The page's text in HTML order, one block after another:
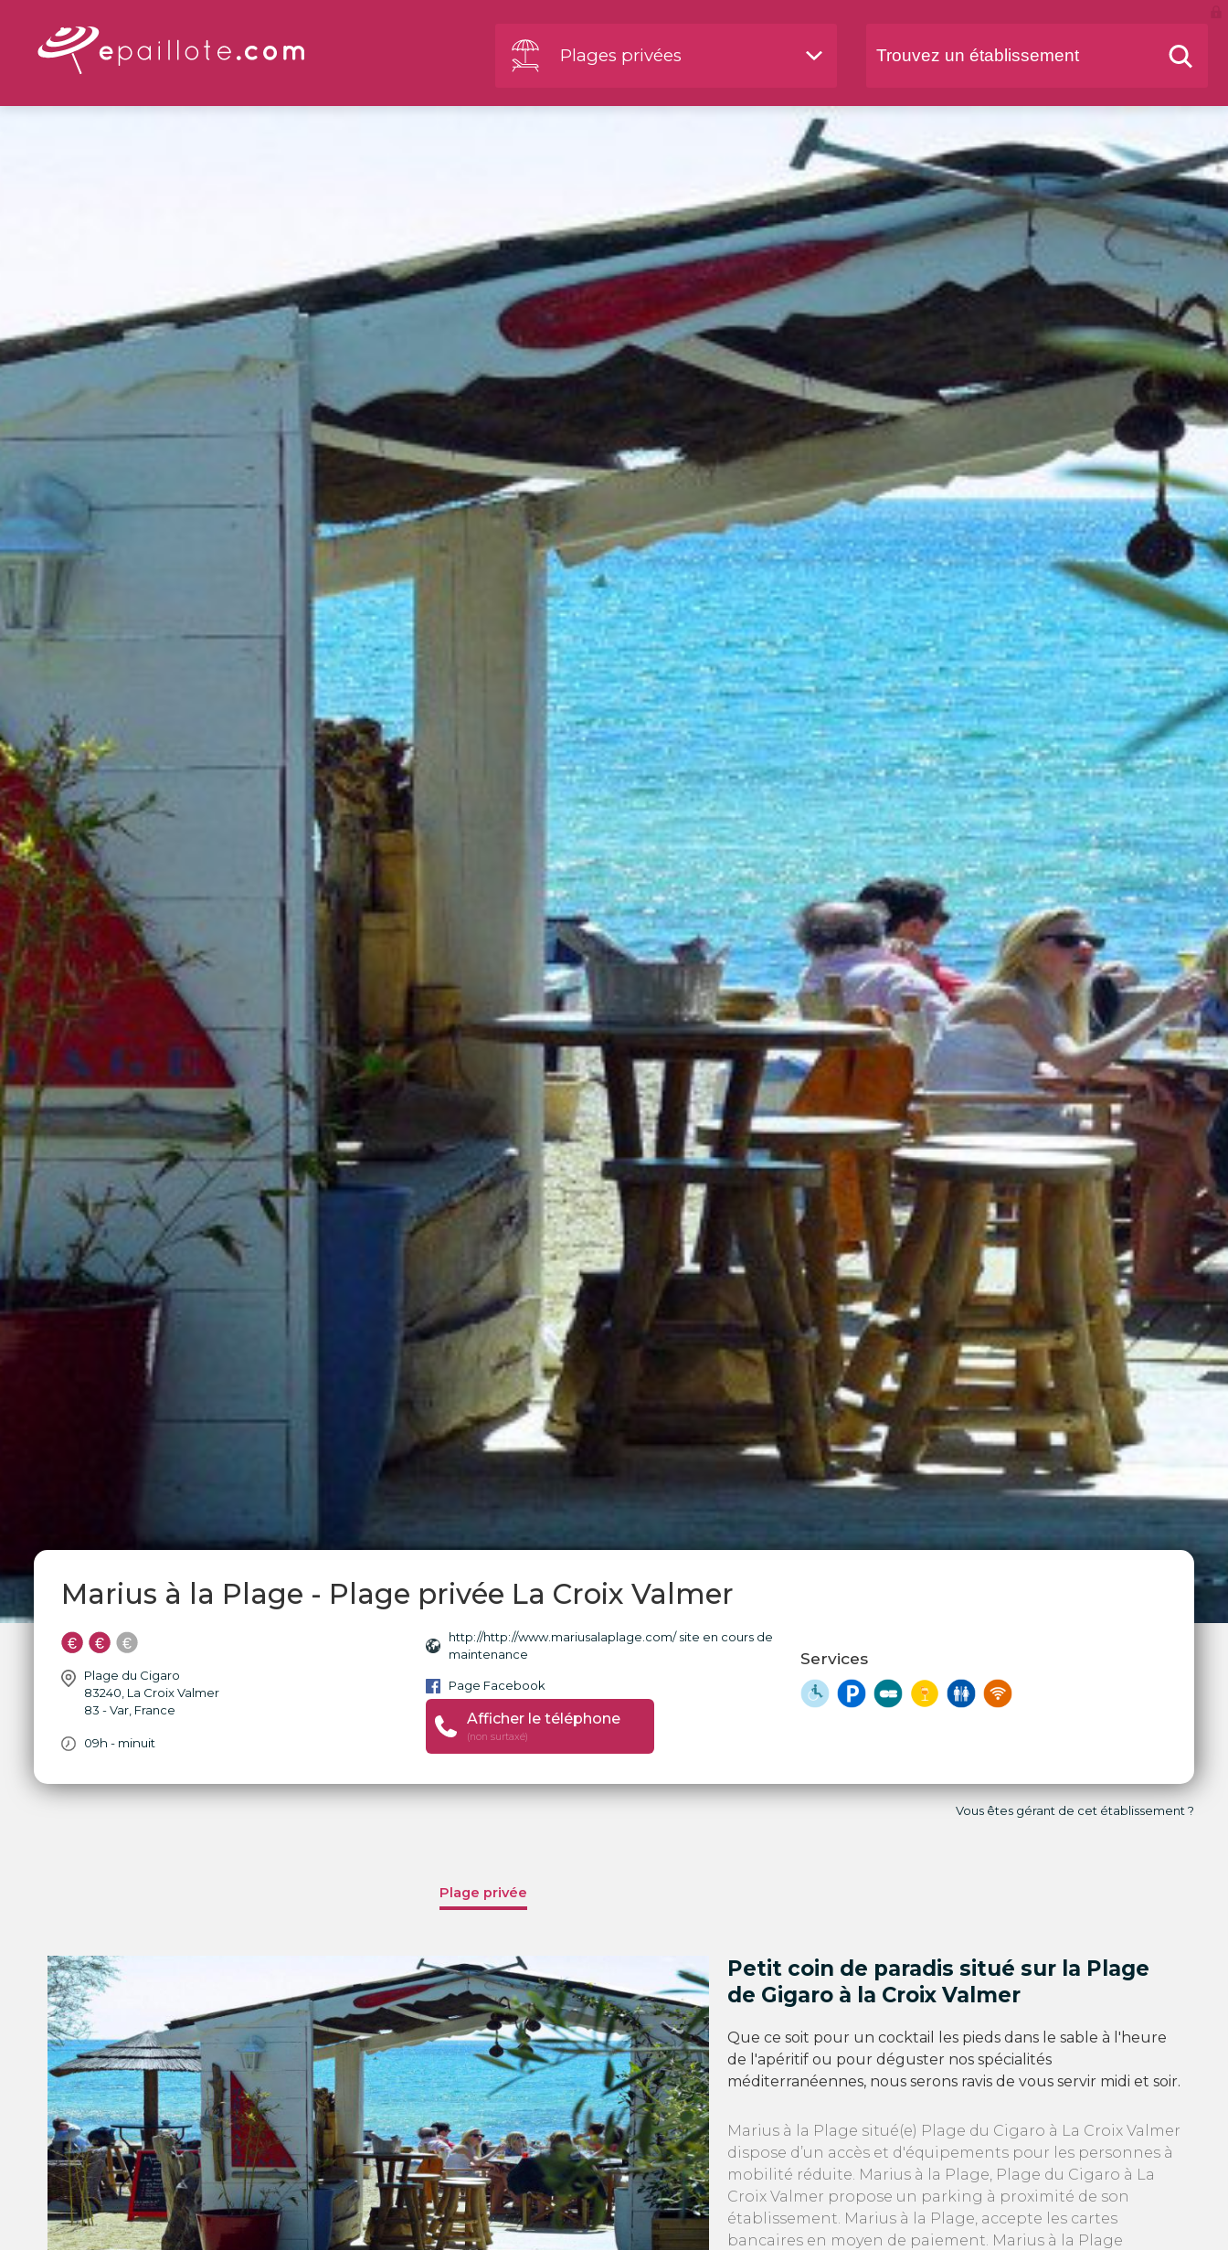
Plages privées
Marius à la Plage - Plage privée La Croix Valmer
Plage du Cigaro
83240 La Croix Valmer
83 - Var France
09h - minuit
http://http://www.mariusalaplage.com/ site en cours de
maintenance
Page Facebook
Afficher le téléphone
(non surtaxé)
Services
Vous êtes gérant de cet établissement ?
Plage privée
Petit coin de paradis situé sur la Plage
de Gigaro à la Croix Valmer
Que ce soit pour un cocktail les pieds dans le sable à l'heure
de l'apéritif ou pour déguster nos spécialités
méditerranéennes, nous serons ravis de vous servir midi et soir.
Marius à la Plage situé(e) Plage du Cigaro à La Croix Valmer
dispose d’un accès et d'équipements pour les personnes à
mobilité réduite. Marius à la Plage, Plage du Cigaro à La
Croix Valmer propose un parking à proximité de son
établissement. Marius à la Plage, accepte les cartes
bancaires en moyen de paiement. Marius à la Plage